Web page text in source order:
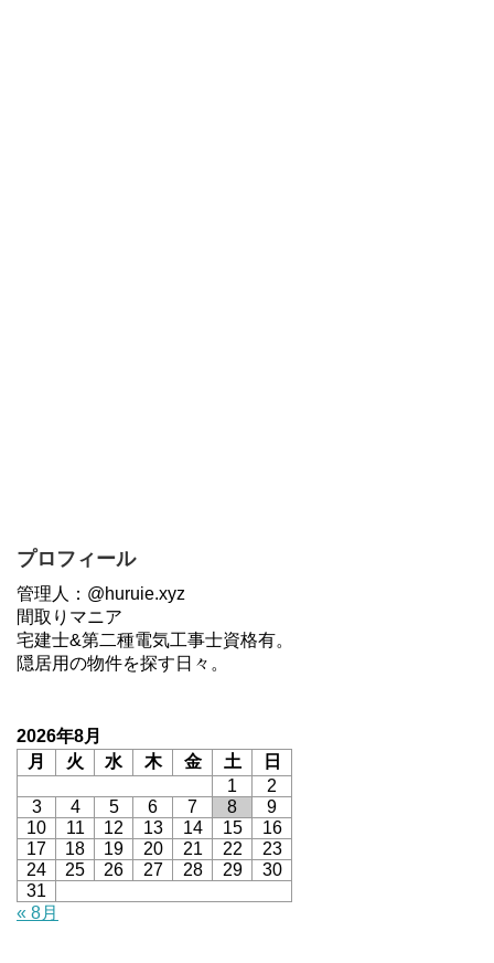
プロフィール
管理人：@huruie.xyz
間取りマニア
宅建士&第二種電気工事士資格有。
隠居用の物件を探す日々。
2026年8月
月
火 水 木 金 土
日
1
2
3
4 5 6 7 8
9
10
11 12 13 14 15
16
17
18 19 20 21 22
23
24
25 26 27 28 29
30
31
« 8月